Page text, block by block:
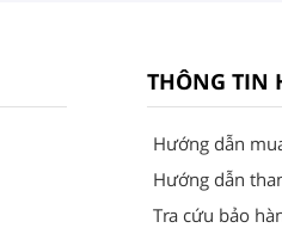
THÔNG TIN
Hướng dẫn
Hướng dẫn
Tra cứu bảo